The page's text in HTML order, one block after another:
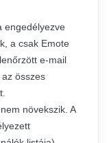
engedélyezve
a csak Emote
e-mail
összes
növekszik. A